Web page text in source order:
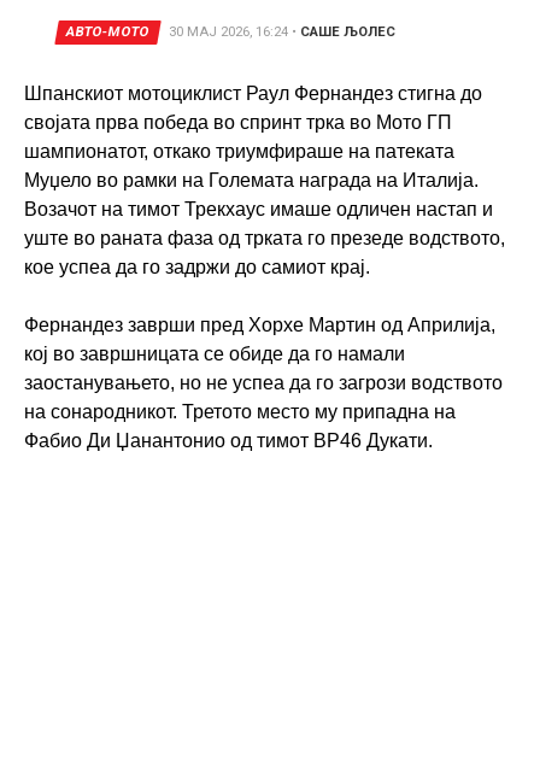
АВТО-МОТО 30 МАЈ 2026, 16:24 • САШЕ ЉОЛЕС
Шпанскиот мотоциклист Раул Фернандез стигна до
својата прва победа во спринт трка во Мото ГП
шампионатот, откако триумфираше на патеката
Муџело во рамки на Големата награда на Италија.
Возачот на тимот Трекхаус имаше одличен настап и
уште во раната фаза од трката го презеде водството,
кое успеа да го задржи до самиот крај.
Фернандез заврши пред Хорхе Мартин од Априлија,
кој во завршницата се обиде да го намали
заостанувањето, но не успеа да го загрози водството
на сонародникот. Третото место му припадна на
Фабио Ди Џанантонио од тимот ВР46 Дукати.